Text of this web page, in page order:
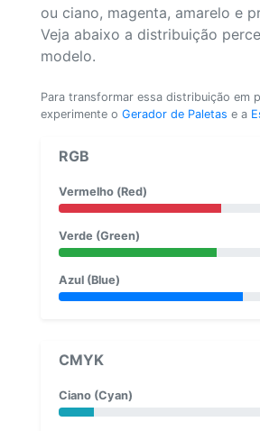
ou ciano, magenta, amarelo e
Veja abaixo a distribuição
modelo.
Para transformar essa distribuição em
experimente o Gerador de Paletas e a
RGB
Vermelho (Red)
Verde (Green)
Azul (Blue)
CMYK
Ciano (Cyan)